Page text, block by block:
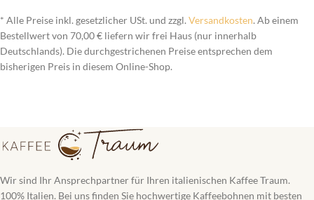
* Alle Preise inkl. gesetzlicher USt. und zzgl. Versandkosten. Ab einem
Bestellwert von 70,00 € liefern wir frei Haus (nur innerhalb
Deutschlands). Die durchgestrichenen Preise entsprechen dem
bisherigen Preis in diesem Online-Shop.
Wir sind Ihr Ansprechpartner für Ihren italienischen Kaffee Traum.
100% Italien. Bei uns finden Sie hochwertige Kaffeebohnen mit besten